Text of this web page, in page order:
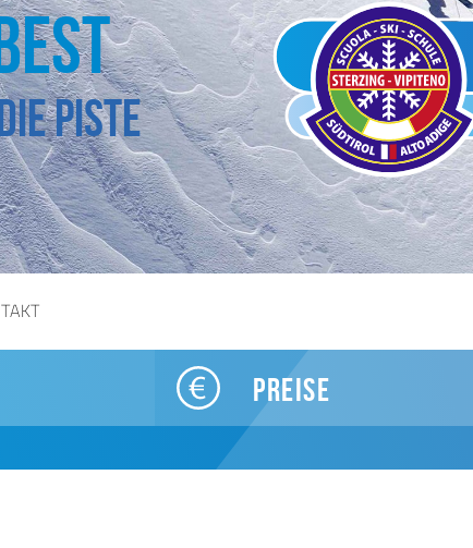
Piste
PREISE